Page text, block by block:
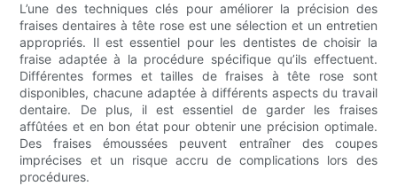
L’une des techniques clés pour améliorer la précision des
fraises dentaires à tête rose est une sélection et un entretien
appropriés. Il est essentiel pour les dentistes de choisir la
fraise adaptée à la procédure spécifique qu’ils effectuent.
Différentes formes et tailles de fraises à tête rose sont
disponibles, chacune adaptée à différents aspects du travail
dentaire. De plus, il est essentiel de garder les fraises
affûtées et en bon état pour obtenir une précision optimale.
Des fraises émoussées peuvent entraîner des coupes
imprécises et un risque accru de complications lors des
procédures.